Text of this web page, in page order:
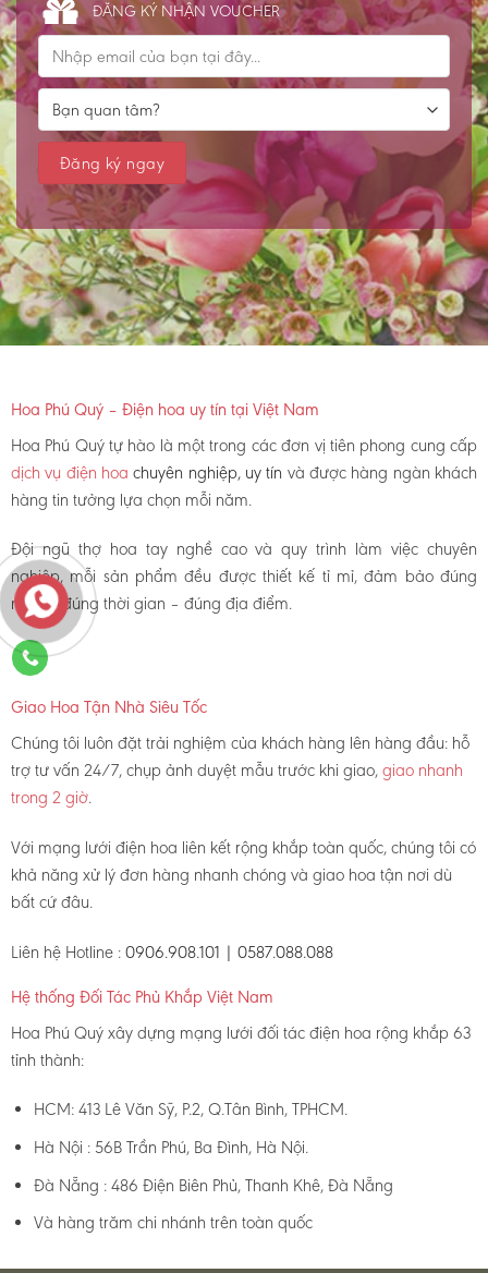
ĐĂNG KÝ NHẬN VOUCHER
Hoa Phú Quý – Điện hoa uy tín tại Việt Nam
Hoa Phú Quý tự hào là một trong các đơn vị tiên phong cung cấp
dịch vụ điện hoachuyên nghiệp, uy tín và được hàng ngàn khách
hàng tin tưởng lựa chọn mỗi năm.
Đội ngũ thợ hoa tay nghề cao và quy trình làm việc chuyên
nghiệp, mỗi sản phẩm đều được thiết kế tỉ mỉ, đảm bảo đúng
mẫu – đúng thời gian – đúng địa điểm.
Giao Hoa Tận Nhà Siêu Tốc
Chúng tôi luôn đặt trải nghiệm của khách hàng lên hàng đầu: hỗ
trợ tư vấn 24/7, chụp ảnh duyệt mẫu trước khi giao,giao nhanh
trong 2 giờ.
Với mạng lưới điện hoa liên kết rộng khắp toàn quốc, chúng tôi có
khả năng xử lý đơn hàng nhanh chóng và giao hoa tận nơi dù
bất cứ đâu.
Liên hệ Hotline : 0906.908.101 | 0587.088.088
Hệ thống Đối Tác Phủ Khắp Việt Nam
Hoa Phú Quý xây dựng mạng lưới đối tác điện hoa rộng khắp 63
tỉnh thành:
HCM: 413 Lê Văn Sỹ, P.2, Q.Tân Bình, TPHCM.
Hà Nội : 56B Trần Phú, Ba Đình, Hà Nội.
Đà Nẵng : 486 Điện Biên Phủ, Thanh Khê, Đà Nẵng
Và hàng trăm chi nhánh trên toàn quốc